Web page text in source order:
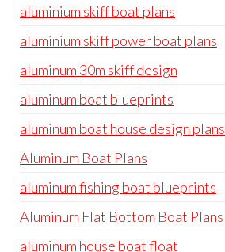
aluminium skiff boat plans
aluminium skiff power boat plans
aluminum 30m skiff design
aluminum boat blueprints
aluminum boat house design plans
Aluminum Boat Plans
aluminum fishing boat blueprints
Aluminum Flat Bottom Boat Plans
aluminum house boat float